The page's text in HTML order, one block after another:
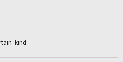
リクエスト
kind